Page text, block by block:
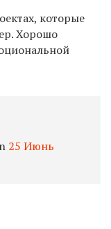
которые
Хорошо
25 Июнь